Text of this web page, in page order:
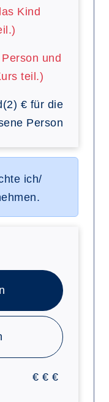
Kind
und
teil.)
€ für die
Person
ich/
€ € €